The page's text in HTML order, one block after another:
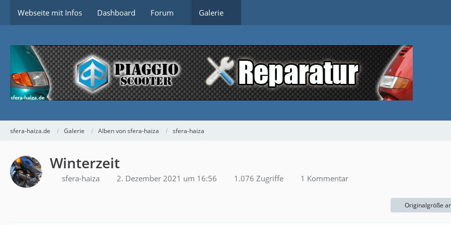
Webseite mit Infos Dashboard Forum Galerie
sfera-haiza.de Galerie Alben von sfera-haiza sfera-haiza
Winterzeit
sfera-haiza 2. Dezember 2021 um 16:56 1.076 Zugriffe 1 Kommentar
Originalgröße